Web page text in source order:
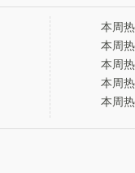
本周
出）
本周
出）-
本周
出）-
本周
出）-
本周